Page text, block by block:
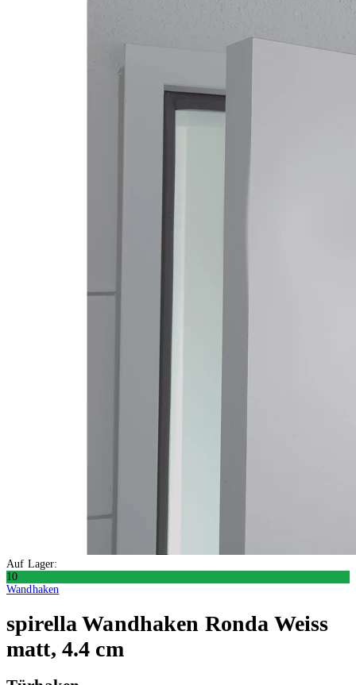
Auf Lager:
10
Wandhaken
spirella Wandhaken Ronda Weiss
matt, 4.4 cm